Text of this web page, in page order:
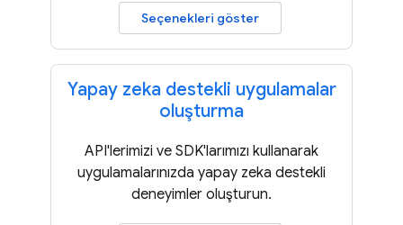
Seçenekleri göster
Yapay zeka destekli uygulamalar
oluşturma
API'lerimizi ve SDK'larımızı kullanarak
uygulamalarınızda yapay zeka destekli
deneyimler oluşturun.